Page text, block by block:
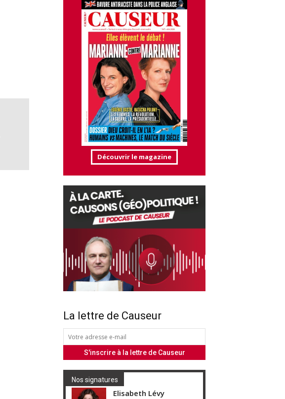
Découvrir le magazine
La lettre de Causeur
Nos signatures
Elisabeth Lévy